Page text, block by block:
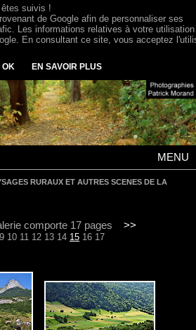
MENU
RURAUX ET AUTRES SCENES DE LA
comporte 17 pages >>
9 10 11 12 13 14 15 16 17
suivis !
de Google afin de personnaliser ses
Les informations relatives à votre
En consultant ce site, vous acceptez
OK EN SAVOIR PLUS